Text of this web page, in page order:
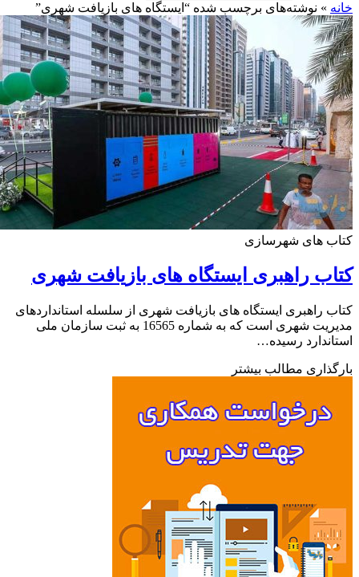
»نوشته‌های برچسب شده “ایستگاه های بازیافت شهری”
های شهرسازی
راهبری ایستگاه های بازیافت شهری
راهبری ایستگاه های بازیافت شهری از سلسله استانداردهای
مدیریت شهری است که به شماره 16565 به ثبت سازمان ملی
رسیده…
مطالب بیشتر